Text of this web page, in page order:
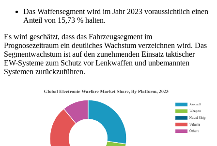
Das Waffensegment wird im Jahr 2023 voraussichtlich einen
Anteil von 15,73 % halten.
Es wird geschätzt, dass das Fahrzeugsegment im
Prognosezeitraum ein deutliches Wachstum verzeichnen wird. Das
Segmentwachstum ist auf den zunehmenden Einsatz taktischer
EW-Systeme zum Schutz vor Lenkwaffen und unbemannten
Systemen zurückzuführen.